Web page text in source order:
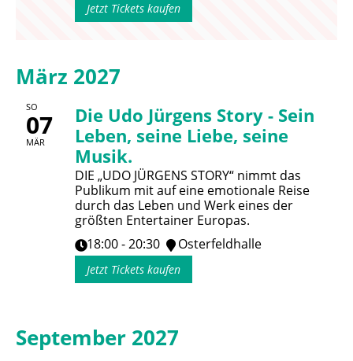
Jetzt Tickets kaufen
März 2027
SO
07
MÄR
Die Udo Jürgens Story - Sein
Leben, seine Liebe, seine
Musik.
DIE „UDO JÜRGENS STORY“ nimmt das
Publikum mit auf eine emotionale Reise
durch das Leben und Werk eines der
größten Entertainer Europas.
18:00 - 20:30
Osterfeldhalle
Jetzt Tickets kaufen
September 2027